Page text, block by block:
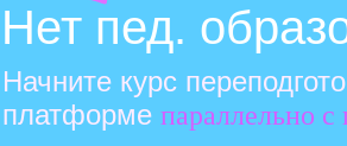
Начните курс
платформе параллельно с
Нет пед.